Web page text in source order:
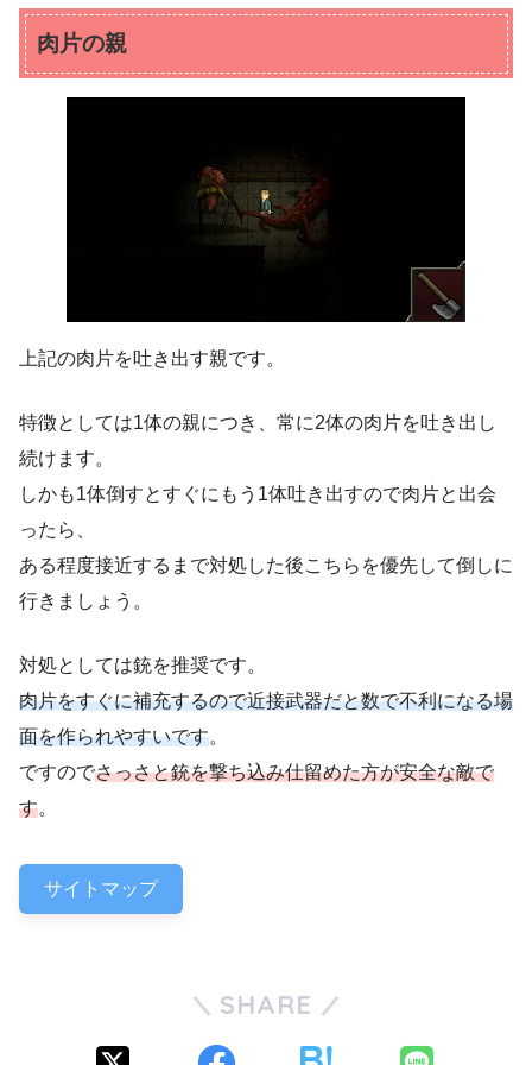
肉片の親
上記の肉片を吐き出す親です。
特徴としては1体の親につき、常に2体の肉片を吐き出し
続けます。
しかも1体倒すとすぐにもう1体吐き出すので肉片と出会
ったら、
ある程度接近するまで対処した後こちらを優先して倒しに
行きましょう。
対処としては銃を推奨です。
肉片をすぐに補充するので近接武器だと数で不利になる場
面を作られやすいです。
ですのでさっさと銃を撃ち込み仕留めた方が安全な敵で
す。
サイトマップ
SHARE